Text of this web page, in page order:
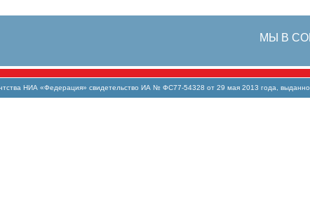
МЫ В
НИА «Федерация» свидетельство ИА № ФС77-54328 от 29 мая 2013 года,